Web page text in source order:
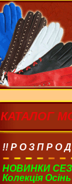
КАТАЛОГ
!! Р О З П Р О
НОВИНКИ
Колекція